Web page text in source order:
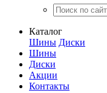
Каталог
Шины Диски
Шины
Диски
Акции
Контакты